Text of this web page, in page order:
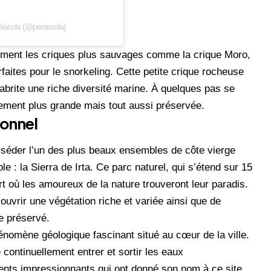
(@peniscola)
les criques plus sauvages comme la crique Moro,
pour le snorkeling. Cette petite crique rocheuse
une riche diversité marine. À quelques pas se
plus grande mais tout aussi préservée.
l’un des plus beaux ensembles de côte vierge
: la Sierra de Irta. Ce parc naturel, qui s’étend sur 15
où les amoureux de la nature trouveront leur paradis.
une végétation riche et variée ainsi que de
préservé.
géologique fascinant situé au cœur de la ville.
entrer et sortir les eaux